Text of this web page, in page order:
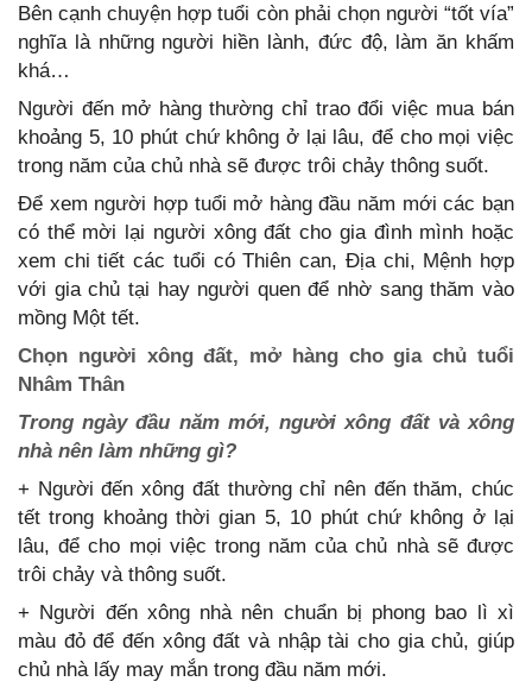
Bên cạnh chuyện hợp tuổi còn phải chọn người “tốt vía”
nghĩa là những người hiền lành, đức độ, làm ăn khấm
khá…
Người đến mở hàng thường chỉ trao đổi việc mua bán
khoảng 5, 10 phút chứ không ở lại lâu, để cho mọi việc
trong năm của chủ nhà sẽ được trôi chảy thông suốt.
Để xem người hợp tuổi mở hàng đầu năm mới các bạn
có thể mời lại người xông đất cho gia đình mình hoặc
xem chi tiết các tuổi có Thiên can, Địa chi, Mệnh hợp
với gia chủ tại hay người quen để nhờ sang thăm vào
mồng Một tết.
Chọn người xông đất, mở hàng cho gia chủ tuổi
Nhâm Thân
Trong ngày đầu năm mới, người xông đất và xông
nhà nên làm những gì?
+ Người đến xông đất thường chỉ nên đến thăm, chúc
tết trong khoảng thời gian 5, 10 phút chứ không ở lại
lâu, để cho mọi việc trong năm của chủ nhà sẽ được
trôi chảy và thông suốt.
+ Người đến xông nhà nên chuẩn bị phong bao lì xì
màu đỏ để đến xông đất và nhập tài cho gia chủ, giúp
chủ nhà lấy may mắn trong đầu năm mới.